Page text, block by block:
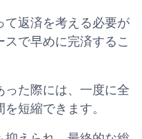
て返済を考える必要が
で早めに完済するこ
た際には、一度に全
短縮できます。